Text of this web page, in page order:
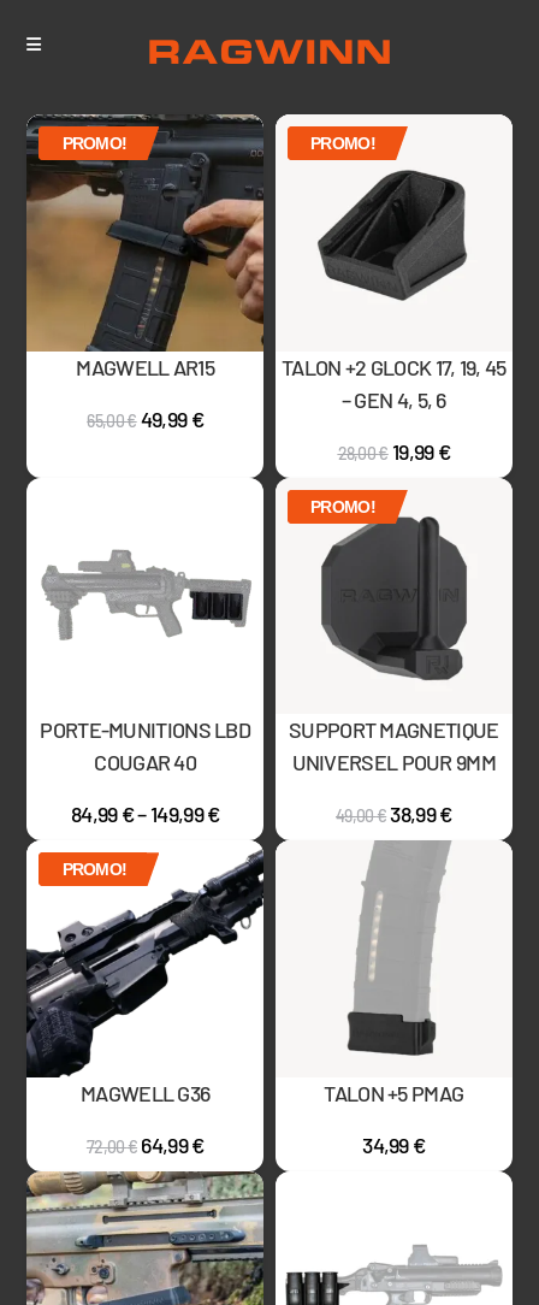
PROMO!
MAGWELL AR15
65,00€ 49,99€
PROMO!
TALON +2 GLOCK 17, 19, 45
– GEN 4, 5, 6
28,00€ 19,99€
PORTE-MUNITIONS LBD
COUGAR 40
84,99€–149,99€
PROMO!
SUPPORT MAGNETIQUE
UNIVERSEL POUR 9MM
49,00€ 38,99€
PROMO!
MAGWELL G36
72,00€ 64,99€
TALON +5 PMAG
34,99€